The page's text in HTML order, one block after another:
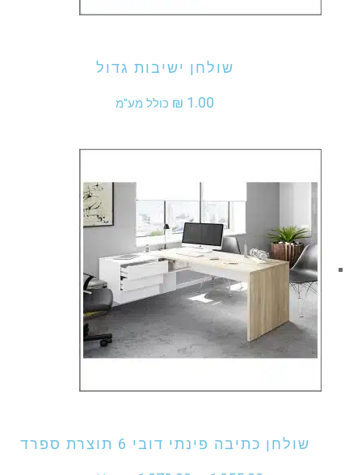
שולחן ישיבות גדול
₪ 1.00 כולל מע"מ
שולחן כתיבה פינתי דובי 6 תוצרת ספרד